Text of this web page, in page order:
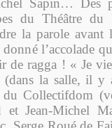
Sapin… Des
du Théâtre du
la parole avant
l’accolade
de ragga ! « Je
la salle, il y
Collectifdom
et Jean-Michel